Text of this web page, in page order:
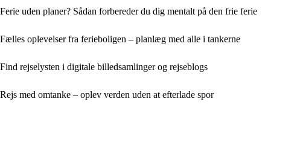
Ferie uden planer? Sådan forbereder du dig mentalt på den frie ferie
Fælles oplevelser fra ferieboligen – planlæg med alle i tankerne
Find rejselysten i digitale billedsamlinger og rejseblogs
Rejs med omtanke – oplev verden uden at efterlade spor